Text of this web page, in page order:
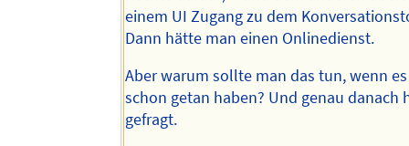
einem UI Zugang zu dem
Dann hätte man einen Onlinedienst.
Aber warum sollte man das tun, wenn
schon getan haben? Und genau danach
gefragt.